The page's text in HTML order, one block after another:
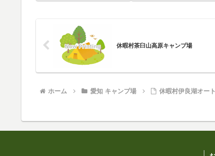
休暇村茶臼山高原キャンプ場
ホーム 愛知 キャンプ場 休暇村伊良湖オー